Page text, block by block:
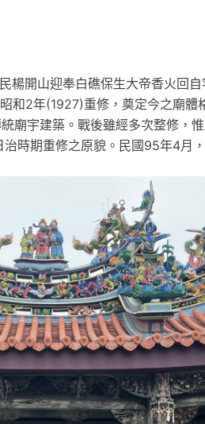
楊開山迎奉白礁保生大帝香火回
和2年(1927)重修，奠定今之廟體
廟宇建築。戰後雖經多次整修，
時期重修之原貌。民國95年4月